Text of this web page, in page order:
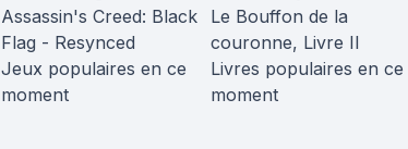
Assassin's Creed: Black
Flag - Resynced
Jeux populaires en ce
moment
Le Bouffon de la
couronne, Livre II
Livres populaires en ce
moment